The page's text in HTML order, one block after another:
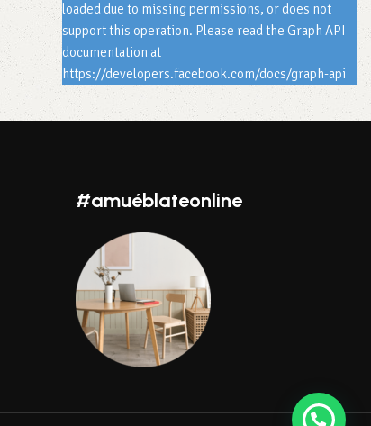
loaded due to missing permissions, or does not
support this operation. Please read the Graph API
documentation at
https://developers.facebook.com/docs/graph-api
#amuéblateonline